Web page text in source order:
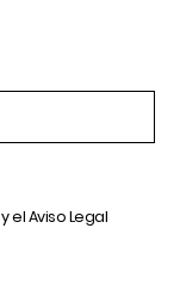
y elAviso Legal